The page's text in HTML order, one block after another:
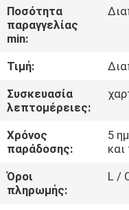
ΠΟΙΟΤΙΚΌΣ
ΈΛΕΓΧΟΣ
ΕΠΑΦΉ
ΝΈΑ
SITEMAP
Ποσότητα
παραγγελίας
min:
Τιμή:
Συσκευασία
λεπτομέρειες:
Χρόνος
παράδοσης:
5
Όροι
πληρωμής:
L /